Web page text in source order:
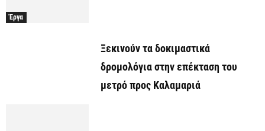
Έργα
Ξεκινούν τα δοκιμαστικά
δρομολόγια στην επέκταση του
μετρό προς Καλαμαριά